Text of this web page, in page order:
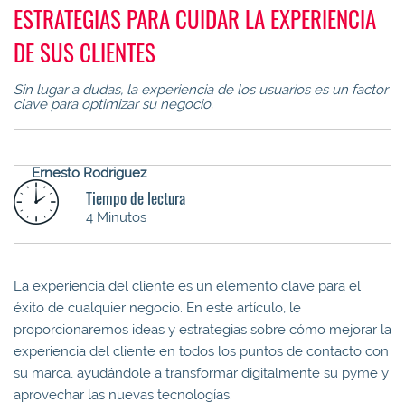
ESTRATEGIAS PARA CUIDAR LA EXPERIENCIA
DE SUS CLIENTES
Sin lugar a dudas, la experiencia de los usuarios es un factor
clave para optimizar su negocio.
Ernesto Rodriguez
Tiempo de lectura
4 Minutos
La experiencia del cliente es un elemento clave para el
éxito de cualquier negocio. En este artículo, le
proporcionaremos ideas y estrategias sobre cómo mejorar la
experiencia del cliente en todos los puntos de contacto con
su marca, ayudándole a transformar digitalmente su pyme y
aprovechar las nuevas tecnologías.